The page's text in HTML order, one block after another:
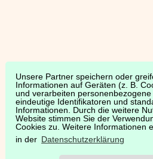
Unsere Partner speichern oder
Informationen auf Geräten (z. B.
und verarbeiten personenbezogene
eindeutige Identifikatoren und
Informationen. Durch die weitere
Website stimmen Sie der
Cookies zu. Weitere Informationen
in der Datenschutzerklärung